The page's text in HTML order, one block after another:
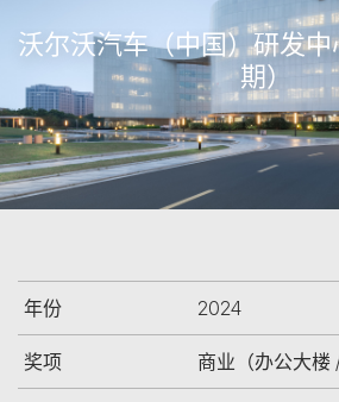
沃尔沃汽车（中国）研发
期）
年份 2024
奖项 商业（办公大楼